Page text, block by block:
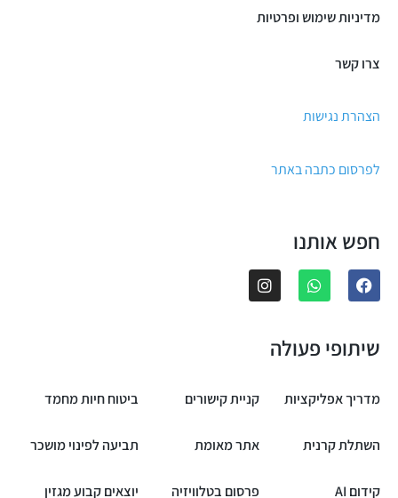
מדיניות שימוש ופרטיות
צרו קשר
הצהרת נגישות
לפרסום כתבה באתר
חפש אותנו
שיתופי פעולה
מדריך אפליקציות קניית קישורים ביטוח חיות מחמד
השתלת קרנית אתר מאומת תביעה לפינוי מושכר
קידום AI פרסום בטלוויזיה יוצאים קבוע מגזין